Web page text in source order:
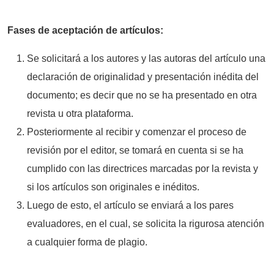
Fases de aceptación de artículos:
Se solicitará a los autores y las autoras del artículo una
declaración de originalidad y presentación inédita del
documento; es decir que no se ha presentado en otra
revista u otra plataforma.
Posteriormente al recibir y comenzar el proceso de
revisión por el editor, se tomará en cuenta si se ha
cumplido con las directrices marcadas por la revista y
si los artículos son originales e inéditos.
Luego de esto, el artículo se enviará a los pares
evaluadores, en el cual, se solicita la rigurosa atención
a cualquier forma de plagio.